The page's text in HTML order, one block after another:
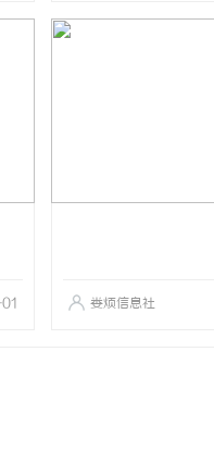
娄烦信息社